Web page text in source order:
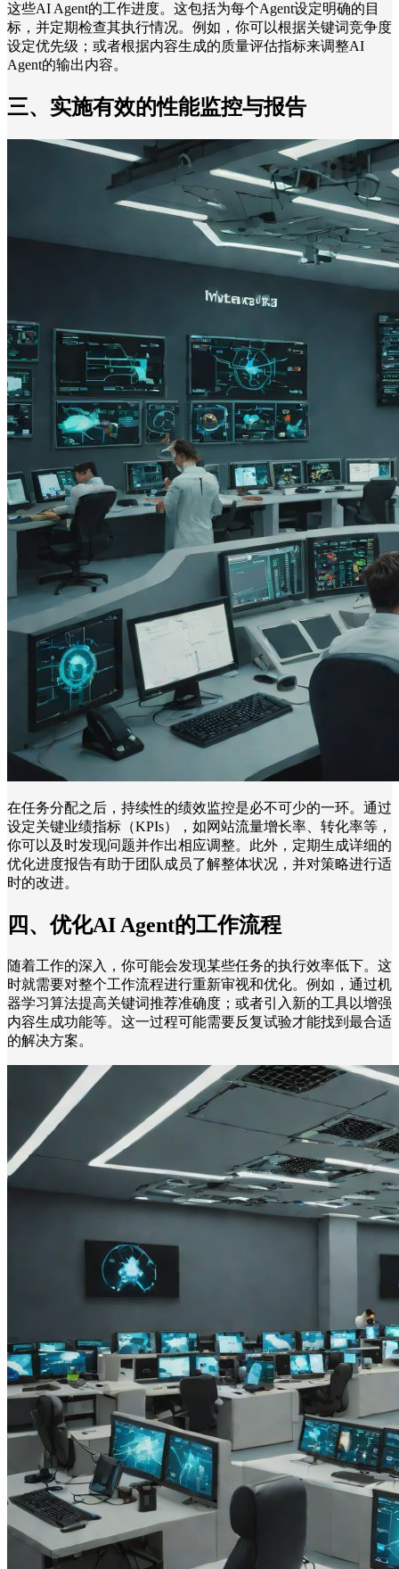
这些AI Agent的工作进度。这包括为每个Agent设定明确的目
标，并定期检查其执行情况。例如，你可以根据关键词竞争度
设定优先级；或者根据内容生成的质量评估指标来调整AI
Agent的输出内容。
三、实施有效的性能监控与报告
在任务分配之后，持续性的绩效监控是必不可少的一环。通过
设定关键业绩指标（KPIs），如网站流量增长率、转化率等，
你可以及时发现问题并作出相应调整。此外，定期生成详细的
优化进度报告有助于团队成员了解整体状况，并对策略进行适
时的改进。
四、优化AI Agent的工作流程
随着工作的深入，你可能会发现某些任务的执行效率低下。这
时就需要对整个工作流程进行重新审视和优化。例如，通过机
器学习算法提高关键词推荐准确度；或者引入新的工具以增强
内容生成功能等。这一过程可能需要反复试验才能找到最合适
的解决方案。